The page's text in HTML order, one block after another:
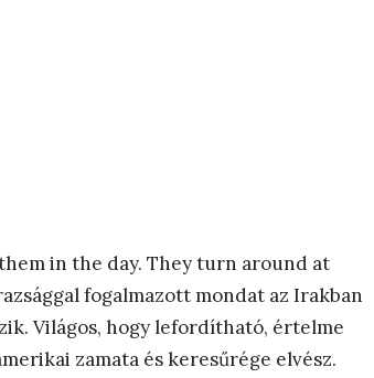
in the day. They turn around at
fogalmazott mondat az Irakban
Világos, hogy lefordítható, értelme
zamata és keresűrége elvész.